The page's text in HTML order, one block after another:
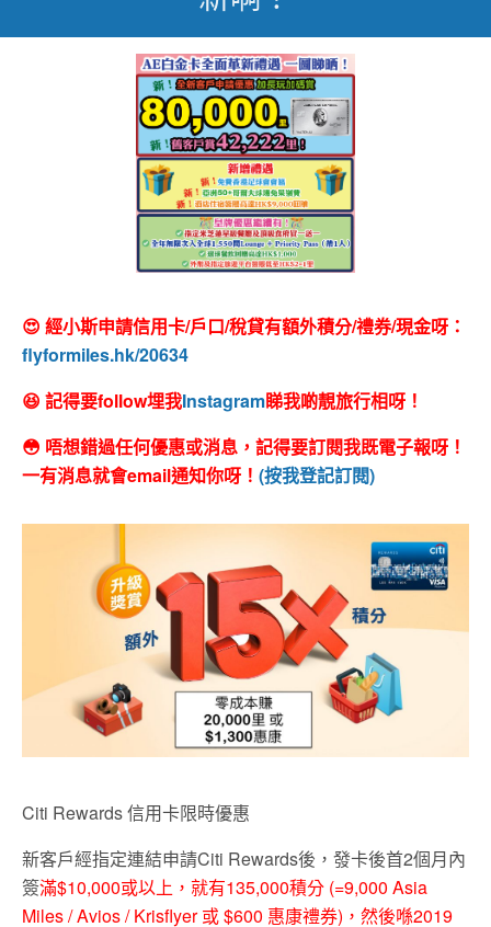
😍 經小斯申請信用卡/戶口/稅貸有額外積分/禮券/現金呀：
flyformiles.hk/20634
😆 記得要follow埋我Instagram睇我啲靚旅行相呀！
😳 唔想錯過任何優惠或消息，記得要訂閱我既電子報呀！
一有消息就會email通知你呀！ (按我登記訂閱)
Citi Rewards 信用卡限時優惠
新客戶經指定連結申請Citi Rewards後，發卡後首2個月內
簽滿$10,000或以上，就有135,000積分 (=9,000 Asia
Miles / Avios / Krisflyer 或 $600 惠康禮券)，然後喺2019